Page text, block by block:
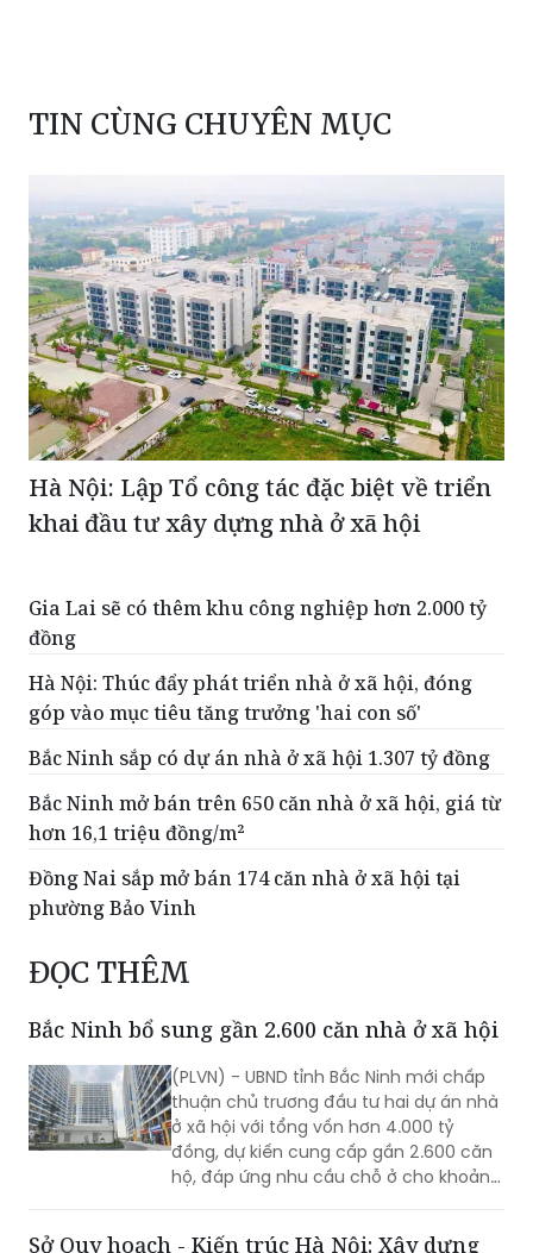
TIN CÙNG CHUYÊN MỤC
Hà Nội: Lập Tổ công tác đặc biệt về triển
khai đầu tư xây dựng nhà ở xã hội
Gia Lai sẽ có thêm khu công nghiệp hơn 2.000 tỷ
đồng
Hà Nội: Thúc đẩy phát triển nhà ở xã hội, đóng
góp vào mục tiêu tăng trưởng 'hai con số'
Bắc Ninh sắp có dự án nhà ở xã hội 1.307 tỷ đồng
Bắc Ninh mở bán trên 650 căn nhà ở xã hội, giá từ
hơn 16,1 triệu đồng/m²
Đồng Nai sắp mở bán 174 căn nhà ở xã hội tại
phường Bảo Vinh
ĐỌC THÊM
Bắc Ninh bổ sung gần 2.600 căn nhà ở xã hội
(PLVN) - UBND tỉnh Bắc Ninh mới chấp
thuận chủ trương đầu tư hai dự án nhà
ở xã hội với tổng vốn hơn 4.000 tỷ
đồng, dự kiến cung cấp gần 2.600 căn
hộ, đáp ứng nhu cầu chỗ ở cho khoảng
Sở Quy hoạch - Kiến trúc Hà Nội: Xây dựng